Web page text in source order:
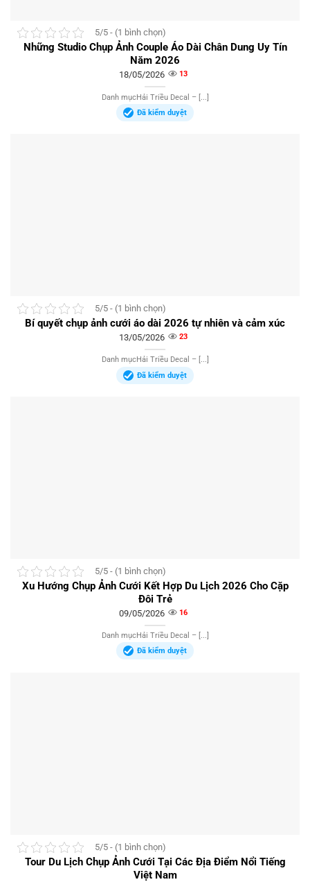
5/5 - (1 bình chọn)
Những Studio Chụp Ảnh Couple Áo Dài Chân Dung Uy Tín
Năm 2026
18/05/2026 13
Danh mụcHải Triều Decal – [...]
Đã kiểm duyệt
5/5 - (1 bình chọn)
Bí quyết chụp ảnh cưới áo dài 2026 tự nhiên và cảm xúc
13/05/2026 23
Danh mụcHải Triều Decal – [...]
Đã kiểm duyệt
5/5 - (1 bình chọn)
Xu Hướng Chụp Ảnh Cưới Kết Hợp Du Lịch 2026 Cho Cặp
Đôi Trẻ
09/05/2026 16
Danh mụcHải Triều Decal – [...]
Đã kiểm duyệt
5/5 - (1 bình chọn)
Tour Du Lịch Chụp Ảnh Cưới Tại Các Địa Điểm Nổi Tiếng
Việt Nam